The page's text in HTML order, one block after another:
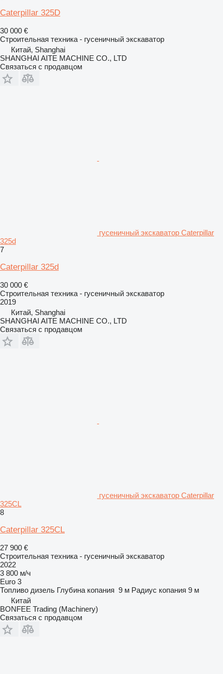
Caterpillar 325D
30 000 €
Строительная техника - гусеничный экскаватор
Китай, Shanghai
SHANGHAI AITE MACHINE CO., LTD
Связаться с продавцом
гусеничный экскаватор Caterpillar
325d
7
Caterpillar 325d
30 000 €
Строительная техника - гусеничный экскаватор
2019
Китай, Shanghai
SHANGHAI AITE MACHINE CO., LTD
Связаться с продавцом
гусеничный экскаватор Caterpillar
325CL
8
Caterpillar 325CL
27 900 €
Строительная техника - гусеничный экскаватор
2022
3 800 м/ч
Euro 3
Топливо дизель Глубина копания 9 м Радиус копания 9 м
Китай
BONFEE Trading (Machinery)
Связаться с продавцом